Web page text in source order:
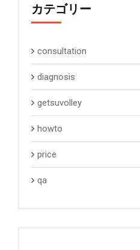
カテゴリー
consultation
diagnosis
getsuvolley
howto
price
qa